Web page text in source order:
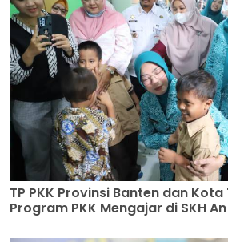
TP PKK Provinsi Banten dan
Program PKK Mengajar di SKH